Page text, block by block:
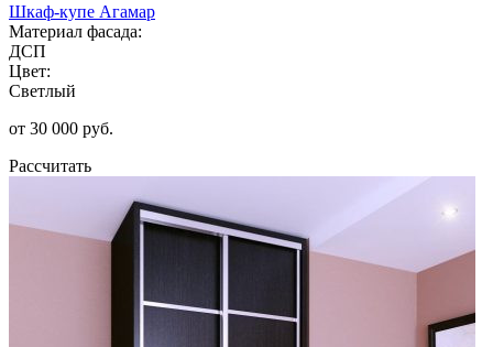
Шкаф-купе Агамар
Материал фасада:
ДСП
Цвет:
Светлый
от 30 000 руб.
Рассчитать